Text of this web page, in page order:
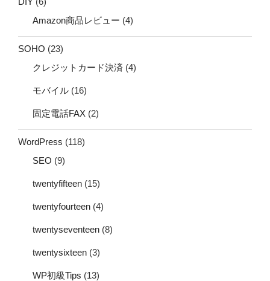
Amazon商品レビュー (4)
SOHO (23)
クレジットカード決済 (4)
モバイル (16)
固定電話FAX (2)
WordPress (118)
SEO (9)
twentyfifteen (15)
twentyfourteen (4)
twentyseventeen (8)
twentysixteen (3)
WP初級Tips (13)